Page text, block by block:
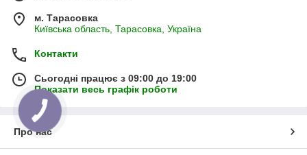
м. Тарасовка
Київська область, Тарасовка, Україна
Контакти
Сьогодні працює з 09:00 до 19:00
Показати весь графік роботи
Про нас